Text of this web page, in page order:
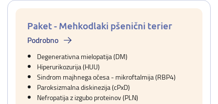
Paket - Mehkodlaki pšenični terier
Podrobno
Degenerativna mielopatija (DM)
Hiperurikozurija (HUU)
Sindrom majhnega očesa - mikroftalmija (RBP4)
Paroksizmalna diskinezija (cPxD)
Nefropatija z izgubo proteinov (PLN)